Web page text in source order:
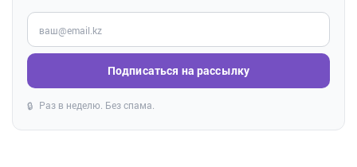
Введите ваш e-mail
Подписаться на рассылку
🔒 Раз в неделю. Без спама.